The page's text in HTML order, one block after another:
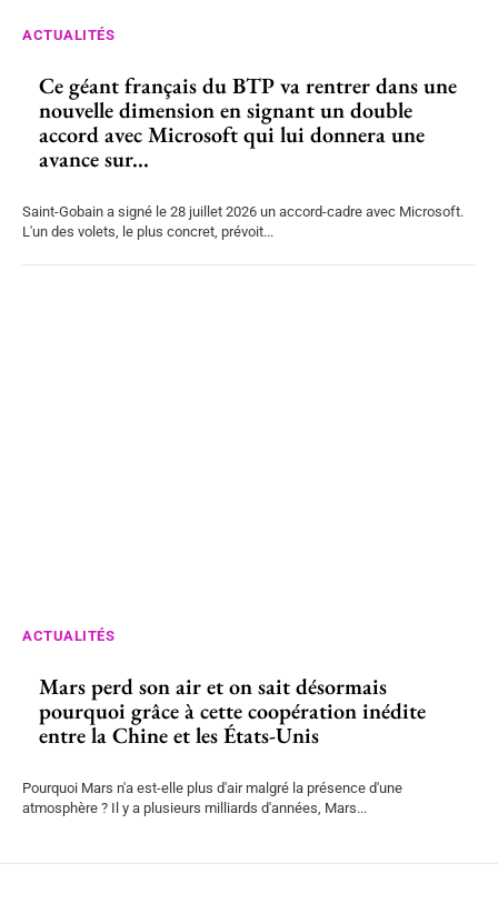
ACTUALITÉS
Ce géant français du BTP va rentrer dans une
nouvelle dimension en signant un double
accord avec Microsoft qui lui donnera une
avance sur...
Saint-Gobain a signé le 28 juillet 2026 un accord-cadre avec Microsoft.
L'un des volets, le plus concret, prévoit...
ACTUALITÉS
Mars perd son air et on sait désormais
pourquoi grâce à cette coopération inédite
entre la Chine et les États-Unis
Pourquoi Mars n'a est-elle plus d'air malgré la présence d'une
atmosphère ? Il y a plusieurs milliards d'années, Mars...